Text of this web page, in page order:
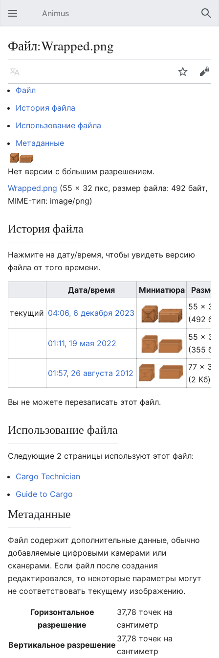
Открыть главное меню Animus
Файл:Wrapped.png
Язык Следить
Файл
История файла
Использование файла
Метаданные
Нет версии с бо́льшим разрешением.
Wrapped.png (55 × 32 пкс, размер файла: 492 байт,
MIME-тип: image/png)
История файла
Нажмите на дату/время, чтобы увидеть версию
файла от того времени.
Дата/время Миниатюра
текущий 04:06, 6 декабря 2023
55 × 32
(492
01:11, 19 мая 2022
55 × 32
(355
01:57, 26 августа 2012
77 × 32
(2 Кб)
Вы не можете перезаписать этот файл.
Использование файла
Следующие 2 страницы используют этот файл:
Cargo Technician
Guide to Cargo
Метаданные
Файл содержит дополнительные данные, обычно
добавляемые цифровыми камерами или
сканерами. Если файл после создания
редактировался, то некоторые параметры могут
не соответствовать текущему изображению.
Горизонтальное
разрешение
37,78 точек на
сантиметр
Вертикальное разрешение
37,78 точек на
сантиметр